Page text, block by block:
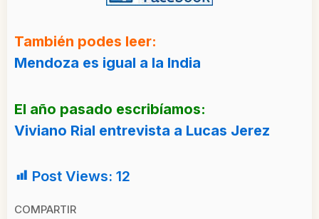
También podes leer:
Mendoza es igual a la India
El año pasado escribíamos:
Viviano Rial entrevista a Lucas Jerez
Post Views: 12
COMPARTIR